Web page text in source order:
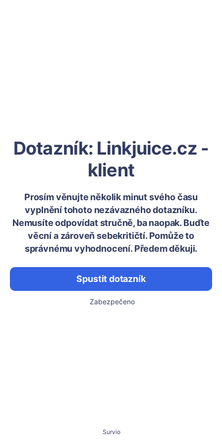
Dotazník: Linkjuice.cz -
klient
Prosím věnujte několik minut svého času
vyplnění tohoto nezávazného dotazníku.
Nemusíte odpovídat stručně, ba naopak. Buďte
věcní a zároveň sebekritičtí. Pomůže to
správnému vyhodnocení. Předem děkuji.
Spustit dotazník
Zabezpečeno
Survio